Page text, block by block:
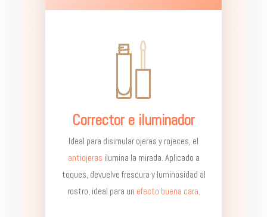
Corrector e iluminador
Ideal para disimular ojeras y rojeces, el
antiojeras ilumina la mirada. Aplicado a
toques, devuelve frescura y luminosidad al
rostro, ideal para un efecto buena cara.